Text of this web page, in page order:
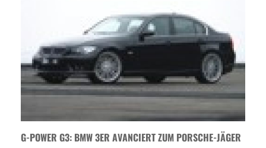
G-POWER G3: BMW 3ER AVANCIERT ZUM PORSCHE-JÄGER